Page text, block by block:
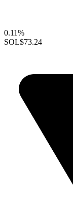
0.11%
SOL$73.24